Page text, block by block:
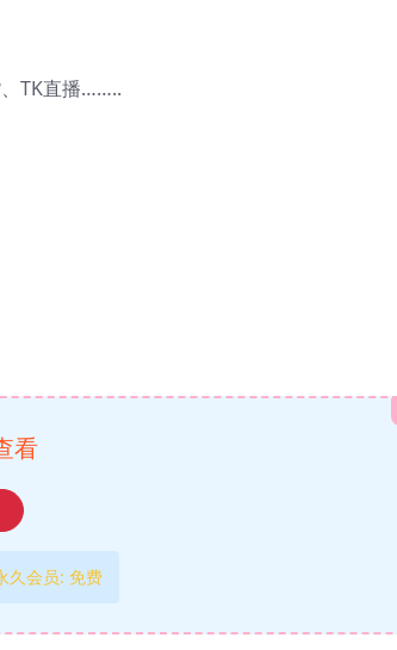
TK直播……..
看
久会员: 免费